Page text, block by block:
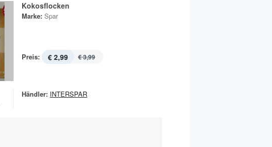
Kokosflocken
Marke: Spar
Preis: € 2,99 € 3,99
Händler: INTERSPAR